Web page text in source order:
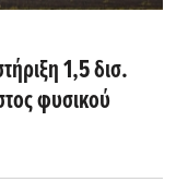
1,5 δισ.
φυσικού